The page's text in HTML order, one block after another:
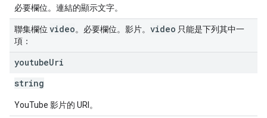
必要欄位。連結的顯示文字。
聯集欄位 video。必要欄位。影片。 video 只能是下列其中一
項：
youtubeUri
string
YouTube 影片的 URI。